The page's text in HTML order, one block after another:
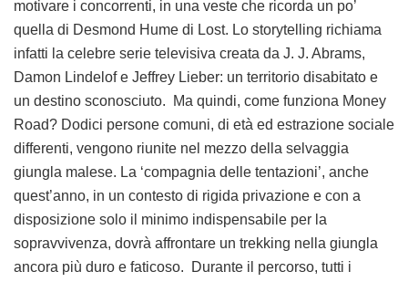
motivare i concorrenti, in una veste che ricorda un po’
quella di Desmond Hume di Lost. Lo storytelling richiama
infatti la celebre serie televisiva creata da J. J. Abrams,
Damon Lindelof e Jeffrey Lieber: un territorio disabitato e
un destino sconosciuto. Ma quindi, come funziona Money
Road? Dodici persone comuni, di età ed estrazione sociale
differenti, vengono riunite nel mezzo della selvaggia
giungla malese. La ‘compagnia delle tentazioni’, anche
quest’anno, in un contesto di rigida privazione e con a
disposizione solo il minimo indispensabile per la
sopravvivenza, dovrà affrontare un trekking nella giungla
ancora più duro e faticoso. Durante il percorso, tutti i